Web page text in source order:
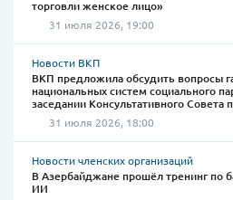
торговли женское лицо»
31 июля 2026, 19:00
Новости ВКП
ВКП предложила обсудить вопросы
национальных систем социального
заседании Консультативного Совета
31 июля 2026, 18:00
Новости членских организаций
В Азербайджане прошёл тренинг по
ИИ